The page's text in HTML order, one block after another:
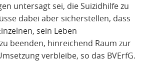
untersagt sei, die Suizidhilfe zu
dabei aber sicherstellen, dass
sein Leben
beenden, hinreichend Raum zur
verbleibe, so das BVErfG.